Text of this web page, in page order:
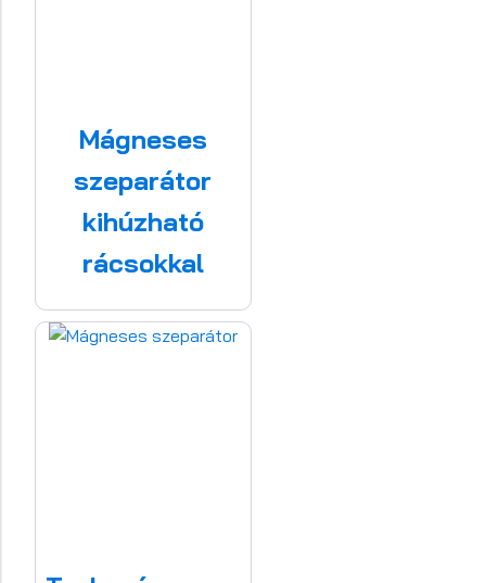
Mágneses
szeparátor
kihúzható
rácsokkal